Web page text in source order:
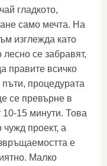
гладкото,
само мечта. На
изглежда като
се забравят,
правите всичко
процедурата
се превърне в
15 минути. Това
проект, а
е
Малко